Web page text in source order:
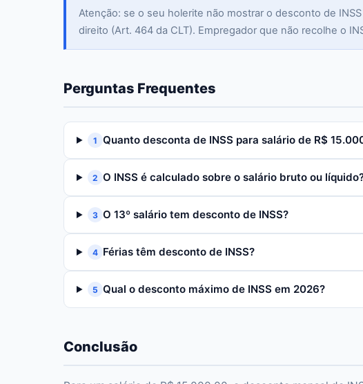
Atenção: se o seu holerite não mostrar o desconto de
direito (Art. 464 da CLT). Empregador que não recolhe o
Perguntas Frequentes
1 Quanto desconta de INSS para salário de R$
2 O INSS é calculado sobre o salário bruto ou
3 O 13º salário tem desconto de INSS?
4 Férias têm desconto de INSS?
5 Qual o desconto máximo de INSS em 2026?
Conclusão